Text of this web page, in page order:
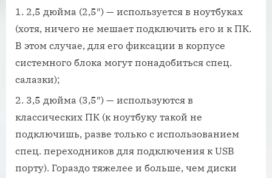
2,5 дюйма (2,5″) — используется в ноутбуках
(хотя, ничего не мешает подключить его и к ПК.
В этом случае, для его фиксации в корпусе
системного блока могут понадобиться спец.
салазки);
3,5 дюйма (3,5″) — используются в
классических ПК (к ноутбуку такой не
подключишь, разве только с использованием
спец. переходников для подключения к USB
порту). Гораздо тяжелее и больше, чем диски